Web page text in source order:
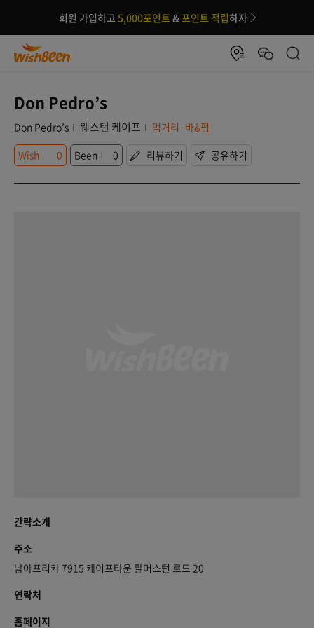
회원 가입하고 5,000포인트 &포인트 적립하자
Don Pedro’s
Don Pedro’s 웨스턴 케이프
먹거리·바&펍
Wish
0 Been 0 리뷰하기 공유하기
간략소개
주소
남아프리카 7915 케이프타운 팔머스턴 로드 20
연락처
홈페이지